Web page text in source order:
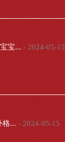
宝... - 2024-05-15
格... - 2024-05-15